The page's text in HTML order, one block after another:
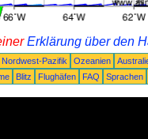
Erklärung über den
Nordwest-Pazifik Ozeanien
Blitz Flughäfen FAQ Sprachen